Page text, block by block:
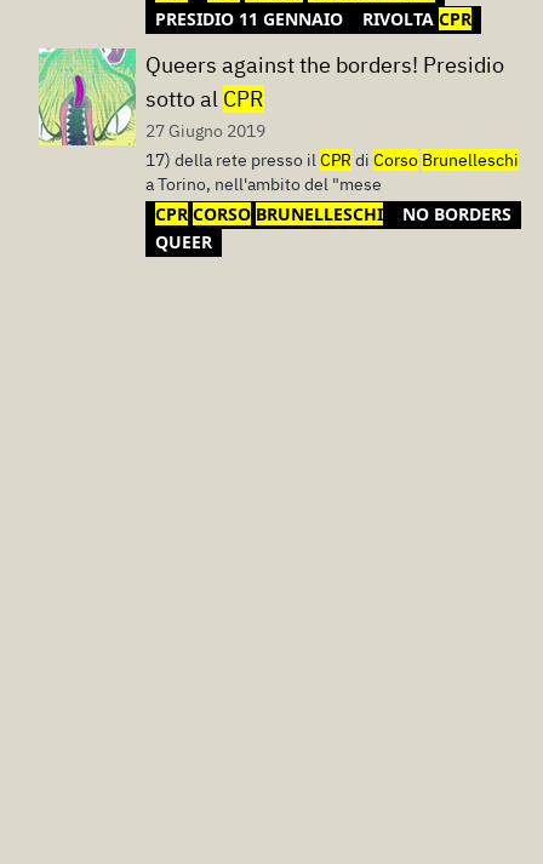
PRESIDIO 11 GENNAIO
RIVOLTA CPR
Queers against the borders! Presidio
sotto al CPR
27 Giugno 2019
17) della rete presso ilCPR di Corso Brunelleschi
a Torino, nell'ambito del "mese
CPR CORSO BRUNELLESCHI
NO BORDERS
QUEER